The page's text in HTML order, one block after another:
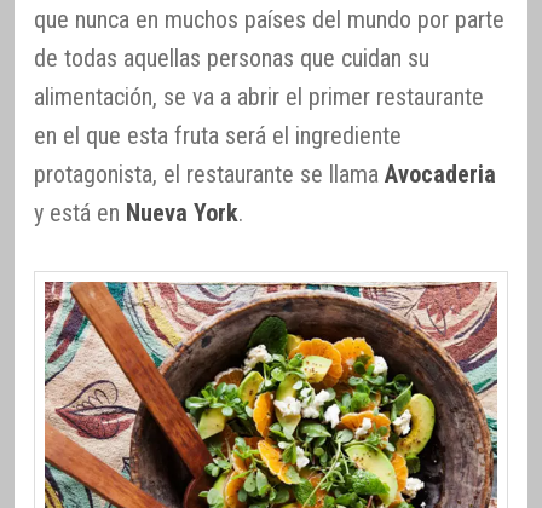
que nunca en muchos países del mundo por parte
de todas aquellas personas que cuidan su
alimentación, se va a abrir el primer restaurante
en el que esta fruta será el ingrediente
protagonista, el restaurante se llama Avocaderia
y está en Nueva York.